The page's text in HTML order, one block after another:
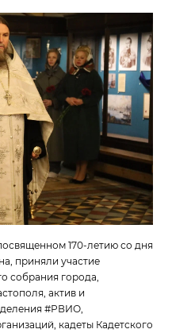
170-летию со дня
приняли участие
собрания города,
актив и
#РВИО,
кадеты Кадетского